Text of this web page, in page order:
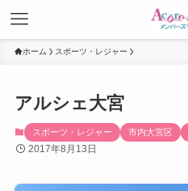
ホーム スポーツ・レジャー
アルシェ大宮
スポーツ・レジャー 市内大宮区
2017年8月13日